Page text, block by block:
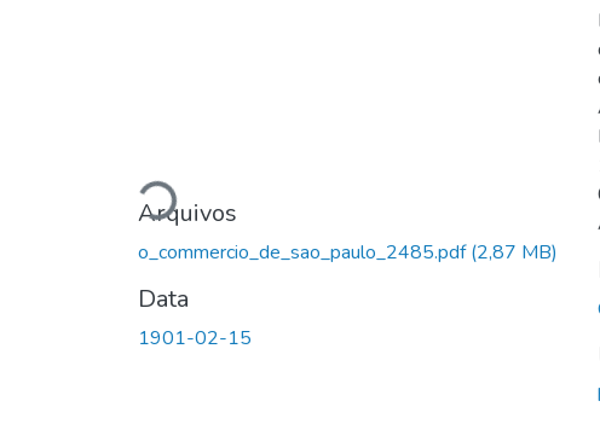
Carregando...
Arquivos
o_commercio_de_sao_paulo_2485.pdf(2,87 MB)
Data
1901-02-15